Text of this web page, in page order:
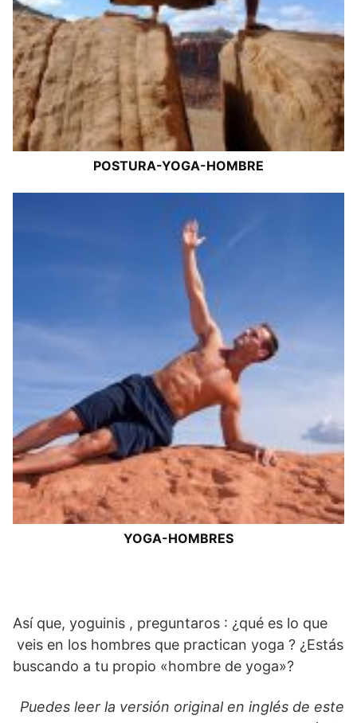
POSTURA-YOGA-HOMBRE
YOGA-HOMBRES
Así que, yoguinis , preguntaros : ¿qué es lo que
veis en los hombres que practican yoga ? ¿Estás
buscando a tu propio «hombre de yoga»?
Puedes leer la versión original en inglés de este